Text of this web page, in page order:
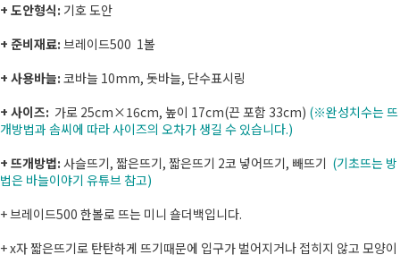
+ 도안형식: 기호 도안
+ 준비재료: 브레이드500 1볼
+ 사용바늘: 코바늘 10mm, 돗바늘, 단수표시링
+ 사이즈: 가로 25cm×16cm, 높이 17cm(끈 포함 33cm) (※완성치수는 뜨
개방법과 솜씨에 따라 사이즈의 오차가 생길 수 있습니다.)
+ 뜨개방법: 사슬뜨기, 짧은뜨기, 짧은뜨기 2코 넣어뜨기, 빼뜨기 (기초뜨는 방
법은 바늘이야기 유튜브 참고)
+ 브레이드500 한볼로 뜨는 미니 숄더백입니다.
+ x자 짧은뜨기로 탄탄하게 뜨기때문에 입구가 벌어지거나 접히지 않고 모양이